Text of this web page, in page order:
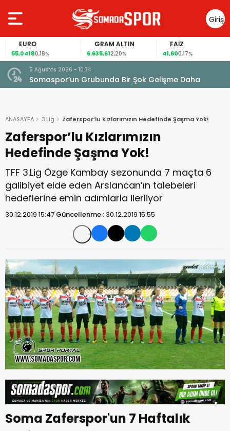
Giriş
Yap
EURO
55,04180,18%
GRAM ALTIN
6.635,612,20%
FAİZ
41,600,17%
5 Ağustos 2026 - 10:34
Somaspor’un Grubunda Bir Şok Gelişme Daha
ANASAYFA 3.Lig Zaferspor’lu Kızlarımızın Hedefinde Şaşma Yok!
Zaferspor’lu Kızlarımızın
Hedefinde Şaşma Yok!
TFF 3.Lig Özge Kambay sezonunda 7 maçta 6
galibiyet elde eden Arslancan’ın talebeleri
hedeflerine emin adımlarla ilerliyor
30.12.2019 15:47 Güncellenme :30.12.2019 15:55
Soma Zaferspor'un 7 Haftalık